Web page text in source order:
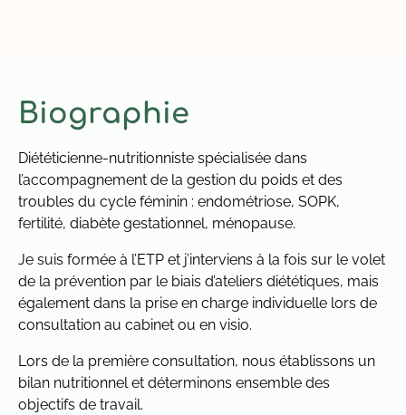
Biographie
Diététicienne-nutritionniste spécialisée dans
l’accompagnement de la gestion du poids et des
troubles du cycle féminin : endométriose, SOPK,
fertilité, diabète gestationnel, ménopause.
Je suis formée à l’ETP et j’interviens à la fois sur le volet
de la prévention par le biais d’ateliers diététiques, mais
également dans la prise en charge individuelle lors de
consultation au cabinet ou en visio.
Lors de la première consultation, nous établissons un
bilan nutritionnel et déterminons ensemble des
objectifs de travail.